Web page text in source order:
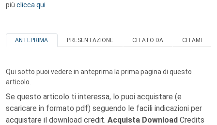
più clicca qui
ANTEPRIMA PRESENTAZIONE CITATO DA CITAMI
Qui sotto puoi vedere in anteprima la prima pagina di questo
articolo.
Se questo articolo ti interessa, lo puoi acquistare (e
scaricare in formato pdf) seguendo le facili indicazioni per
acquistare il download credit. Acquista Download Credits